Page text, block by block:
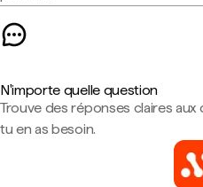
N'importe quelle question
Trouve des réponses claires
tu en as besoin.